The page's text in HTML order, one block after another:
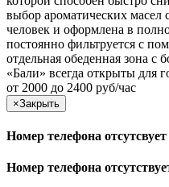
выбор ароматических
человек и оформлена в
постоянно фильтруется с
отдельная обеденная зона
«Бали» всегда открыты для
от 2000 до 2400 руб/час
×Закрыть
Номер телефона отсутсвует
Номер телефона